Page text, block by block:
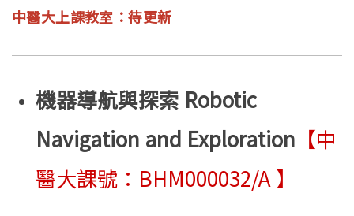
中醫大上課教室：待更新
機器導航與探索 Robotic
Navigation and Exploration 【中
醫大課號：BHM000032/A 】